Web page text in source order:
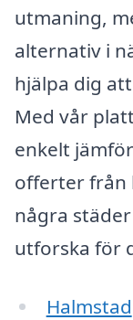
utmaning,
alternativ i
hjälpa dig
Med vår
enkelt
offerter från
några
utforska för
Halmstad